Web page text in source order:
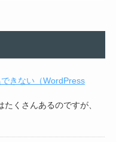
きない（WordPress
くさんあるのですが、